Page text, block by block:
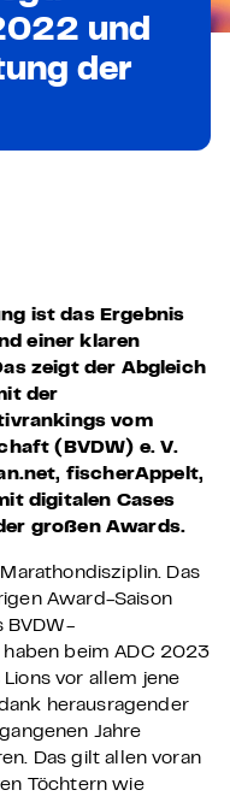
und
der
ist das Ergebnis
einer klaren
zeigt der Abgleich
der
vom
(BVDW) e. V.
fischerAppelt,
digitalen Cases
großen Awards.
Das
Award-Saison
BVDW-
beim ADC 2023
vor allem jene
herausragender
Jahre
Das gilt allen voran
Töchtern wie